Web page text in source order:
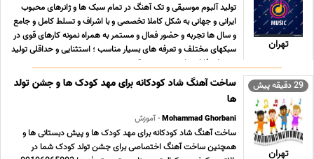
تهران
تولید آلبوم موسیقی و تک آهنگ در تمام سبک ها و ژانرهای محبوب
ایرانی و جهانی به شکل کاملا تخصصی و با اشراف و تسلط کامل و جامع
و سال ها تجربه و حضور فعال و مستمر به همراه نمونه کارهای قوی در
سبکهای مختلف و تعرفه های بسیار مناسب ؛ استثنایی و حداقلی تولید
محتوای فاخر و ارزشمند موسیقی ... ...
29 دقیقه پیش
تهران
ساخت آهنگ شاد کودکانه برای مهد کودک ها و جشن تولد
ها
Mohammad Ghorbani- آموزش
ساخت آهنگ شاد کودکانه برای مهد کودک ها و پیش دبستانی ها و
همچنین ساخت آهنگ اختصاصی برای جشن تولد کودک شما در